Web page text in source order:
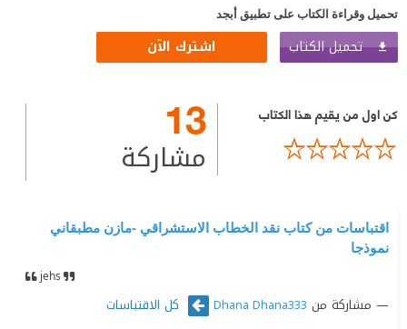
تحميل وقراءة الكتاب على تطبيق أبجد
تحميل الكتاب اشترك الآن
كن اول من يقيم هذا الكتاب 13
مشاركة
اقتباسات من كتاب نقد الخطاب الاستشراقي -مازن مطبقاني
نموذجا
jehs
مشاركة من Dhana Dhana333 كل الاقتباسات